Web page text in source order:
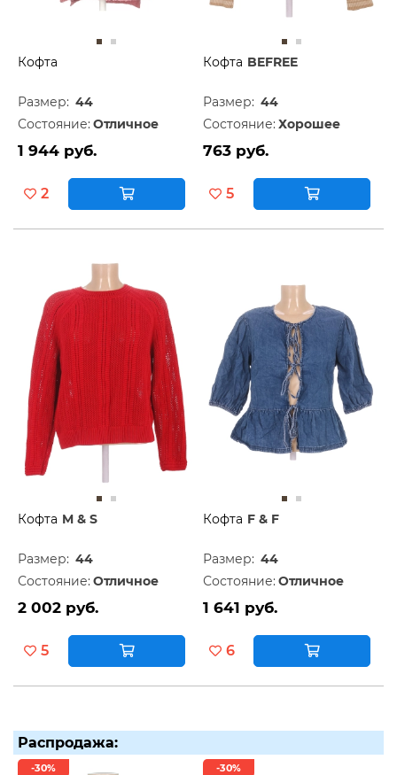
Кофта
Размер: 44
Состояние: Отличное
1 944 руб.
2
Кофта BEFREE
Размер: 44
Состояние: Хорошее
763 руб.
5
Кофта M & S
Размер: 44
Состояние: Отличное
2 002 руб.
5
Кофта F & F
Размер: 44
Состояние: Отличное
1 641 руб.
6
Распродажа:
-30% -30%